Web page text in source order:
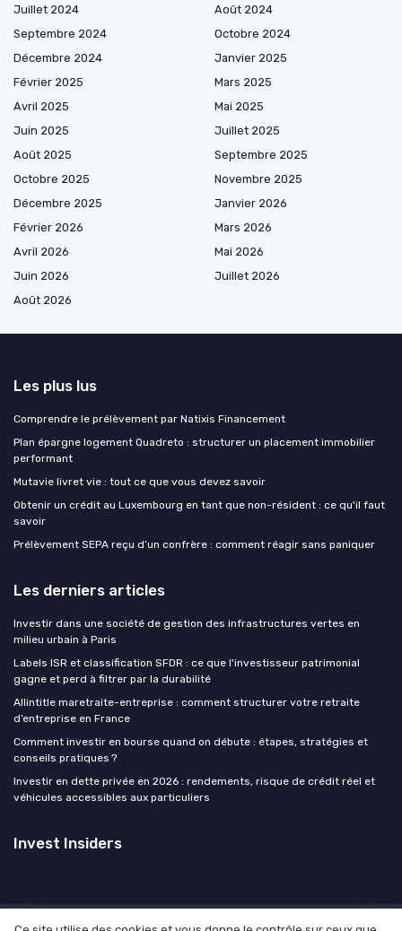
Juillet 2024
Août 2024
Septembre 2024
Octobre 2024
Décembre 2024
Janvier 2025
Février 2025
Mars 2025
Avril 2025
Mai 2025
Juin 2025
Juillet 2025
Août 2025
Septembre 2025
Octobre 2025
Novembre 2025
Décembre 2025
Janvier 2026
Février 2026
Mars 2026
Avril 2026
Mai 2026
Juin 2026
Juillet 2026
Août 2026
Les plus lus
Comprendre le prélèvement par Natixis Financement
Plan épargne logement Quadreto : structurer un placement immobilier
performant
Mutavie livret vie : tout ce que vous devez savoir
Obtenir un crédit au Luxembourg en tant que non-résident : ce qu'il faut
savoir
Prélèvement SEPA reçu d’un confrère : comment réagir sans paniquer
Les derniers articles
Investir dans une société de gestion des infrastructures vertes en
milieu urbain à Paris
Labels ISR et classification SFDR : ce que l'investisseur patrimonial
gagne et perd à filtrer par la durabilité
Allintitle maretraite-entreprise : comment structurer votre retraite
d’entreprise en France
Comment investir en bourse quand on débute : étapes, stratégies et
conseils pratiques ?
Investir en dette privée en 2026 : rendements, risque de crédit réel et
véhicules accessibles aux particuliers
Invest Insiders